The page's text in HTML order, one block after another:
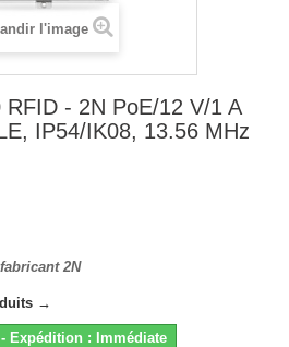
l'image
- 2N PoE/12 V/1 A
IP54/IK08, 13.56 MHz
2N
→
Expédition : Immédiate